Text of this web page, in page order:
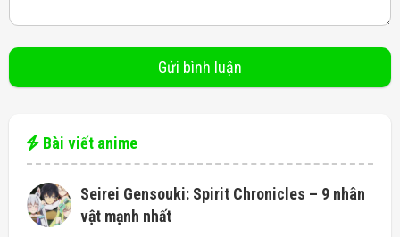
Bài viết anime
Seirei Gensouki: Spirit Chronicles – 9 nhân
vật mạnh nhất